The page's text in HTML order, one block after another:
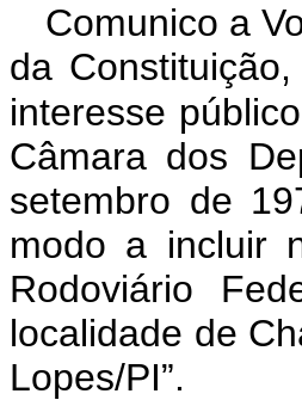
Comunico a
da
interesse
Câmara dos
setembro de
modo a incluir
Rodoviário
localidade de
Lopes/PI”.